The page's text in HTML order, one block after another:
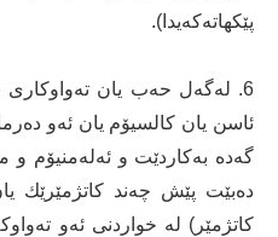
پێكهاتەكەیدا).
6. لەگەل حەب یان
ئاسن یان كالسیۆم یان ئەو
گەدە بەكاردێت و ئەلەمنیۆم و
كاتژمێر) لە خواردنی ئەو